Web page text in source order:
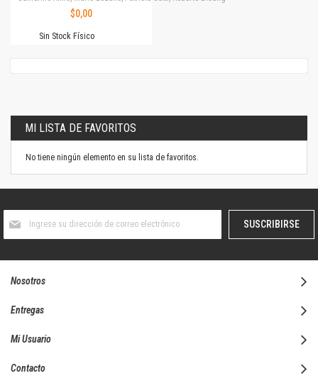
$0,00
Sin Stock Físico
MI LISTA DE FAVORITOS
No tiene ningún elemento en su lista de favoritos.
boletín
SUSCRIBIRSE
Nosotros
Entregas
Mi Usuario
Contacto